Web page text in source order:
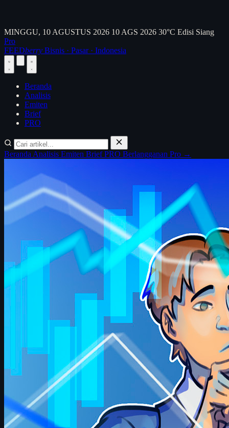
MINGGU, 10 AGUSTUS 2026 10 AGS 2026 30°C Edisi Siang
Pro
FEEDberry Bisnis · Pasar · Indonesia
Beranda
Analisis
Emiten
Brief
PRO
Beranda Analisis Emiten BriefPRO Berlangganan Pro →